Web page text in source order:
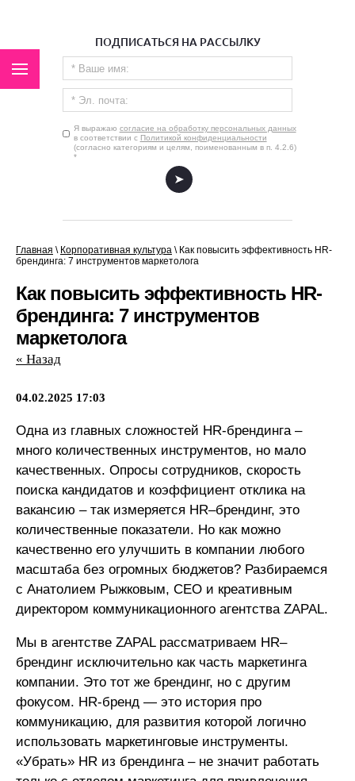
ПОДПИСАТЬСЯ НА РАССЫЛКУ
Я выражаю согласие на обработку персональных данных
в соответствии с Политикой конфиденциальности
(согласно категориям и целям, поименованным в п. 4.2.6)
*
.
Главная \ Корпоративная культура \ Как повысить эффективность HR-
брендинга: 7 инструментов маркетолога
Как повысить эффективность HR-
брендинга: 7 инструментов
маркетолога
« Назад
04.02.2025 17:03
Одна из главных сложностей HR-брендинга –
много количественных инструментов, но мало
качественных. Опросы сотрудников, скорость
поиска кандидатов и коэффициент отклика на
вакансию – так измеряется HR–брендинг, это
количественные показатели. Но как можно
качественно его улучшить в компании любого
масштаба без огромных бюджетов? Разбираемся
с Анатолием Рыжковым, СЕО и креативным
директором коммуникационного агентства ZAPAL.
Мы в агентстве ZAPAL рассматриваем HR–
брендинг исключительно как часть маркетинга
компании. Это тот же брендинг, но с другим
фокусом. HR-бренд — это история про
коммуникацию, для развития которой логично
использовать маркетинговые инструменты.
«Убрать» HR из брендинга – не значит работать